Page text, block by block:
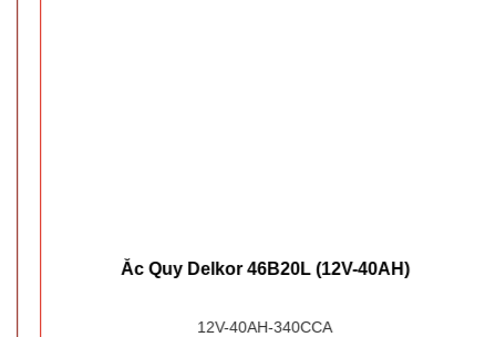
Ắc Quy Delkor 46B20L (12V-40AH)
12V-40AH-340CCA